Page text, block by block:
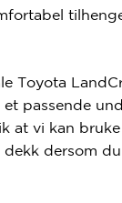
Toyota
passende
at vi kan
dersom